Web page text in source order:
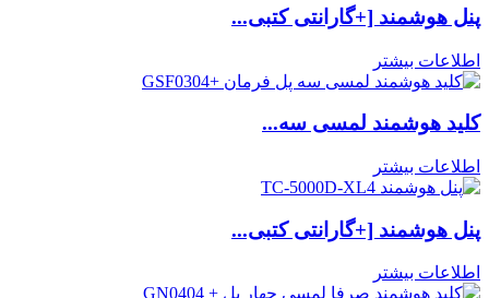
پنل هوشمند [+گارانتی کتبی...
اطلاعات بیشتر
کلید هوشمند لمسی سه...
اطلاعات بیشتر
پنل هوشمند [+گارانتی کتبی...
اطلاعات بیشتر